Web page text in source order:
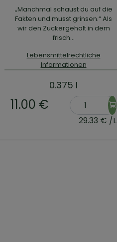
„Manchmal schaust du auf die
Fakten und musst grinsen.“ Als
wir den Zuckergehalt in dem
frisch...
Lebensmittelrechtliche
Informationen
0.375 l
11.00 €
29.33 € /L